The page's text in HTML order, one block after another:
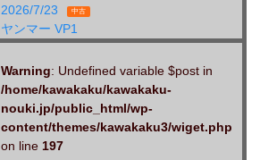
2026/7/23
中古
ヤンマー VP1
Warning: Undefined variable $post in
/home/kawakaku/kawakaku-
nouki.jp/public_html/wp-
content/themes/kawakaku3/wiget.php
on line 197